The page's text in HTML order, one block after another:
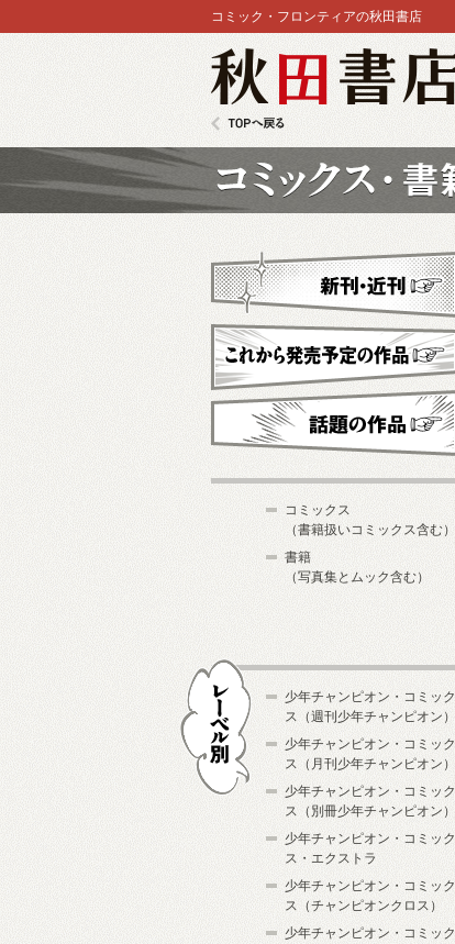
コミック・フロンティアの秋田書店
新刊・近刊
これから発売予定
コミックス
（書籍扱いコミックス含む）
書籍
（写真集とムック含む）
少年チャンピオン・コミック
ス（週刊少年チャンピオン）
少年チャンピオン・コミック
ス（月刊少年チャンピオン）
少年チャンピオン・コミック
ス（別冊少年チャンピオン）
少年チャンピオン・コミック
ス・エクストラ
少年チャンピオン・コミック
ス（チャンピオンクロス）
少年チャンピオン・コミック